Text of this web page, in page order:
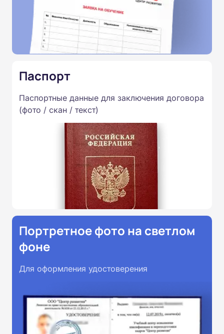
Паспорт
Паспортные данные для заключения договора
(фото / скан / текст)
Портретное фото на светлом
фоне
Для оформления удостоверения